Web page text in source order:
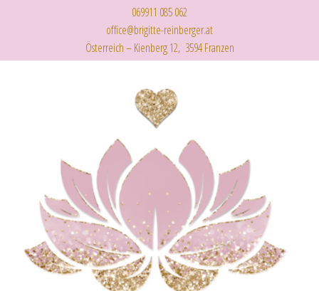
069911 085 062
office@brigitte-reinberger.at
Österreich – Kienberg 12, 3594 Franzen